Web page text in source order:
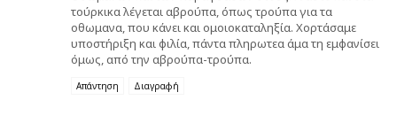
τούρκικα λέγεται αβρούπα, όπως τρούπα για τα
οθωμανα, που κάνει και ομοιοκαταληξία. Χορτάσαμε
υποστήριξη και φιλία, πάντα πληρωτεα άμα τη εμφανίσει
όμως, από την αβρούπα-τρούπα.
Απάντηση Διαγραφή